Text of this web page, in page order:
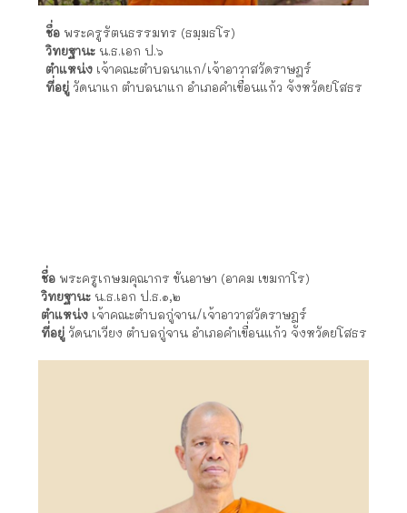
ชื่อพระครูรัตนธรรมทร (ธมฺมธโร)
วิทยฐานะน.ธ.เอก ป.๖
ตำแหน่งเจ้าคณะตำบลนาแก/เจ้าอาวาสวัดราษฎร์
ที่อยู่วัดนาแก ตำบลนาแก อำเภอคำเขื่อนแก้ว จังหวัดยโสธร